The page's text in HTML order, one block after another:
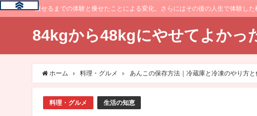
痩せるまでの体験と痩せたことによる変化、さらにはその後の人生で体験した
84kgから48kgにやせてよかっ
ホーム 料理・グルメ あんこの保存方法｜冷蔵庫と冷凍のやり方
料理・グルメ 生活の知恵